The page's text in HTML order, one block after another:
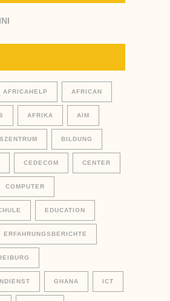
AFRICAHELP AFRICAN
AFRIKA AIM
BILDUNG
CEDECOM CENTER
COMPUTER
EDUCATION
ERFAHRUNGSBERICHTE
GHANA ICT